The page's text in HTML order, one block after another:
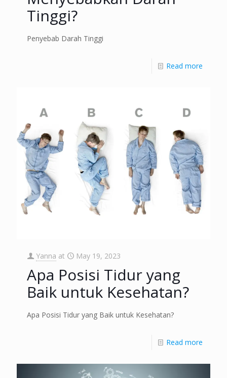
Tinggi?
Penyebab Darah Tinggi
Read more
Yanna at May 19, 2023
Apa Posisi Tidur yang
Baik untuk Kesehatan?
Apa Posisi Tidur yang Baik untuk Kesehatan?
Read more